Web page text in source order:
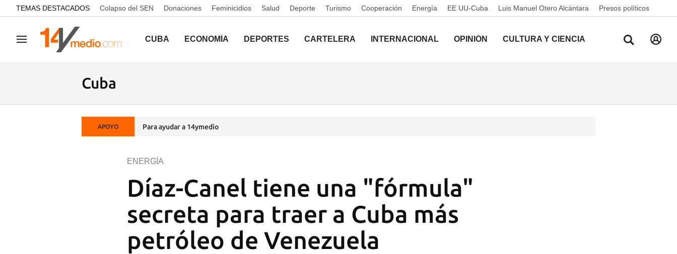
common.go-to-content
TEMAS DESTACADOS Colapso del SEN Donaciones Feminicidios Salud Deporte Turismo Cooperación Energía EE UU-Cuba Luis Manuel Otero Alcántara Presos políticos
Navegación CUBA ECONOMÍA DEPORTES CARTELERA INTERNACIONAL OPINIÓN CULTURA Y CIENCIA
Cuba
APOYO Para ayudar a 14ymedio
Díaz-Canel tiene una "fórmula"
secreta para traer a Cuba más
petróleo de Venezuela
ENERGÍA